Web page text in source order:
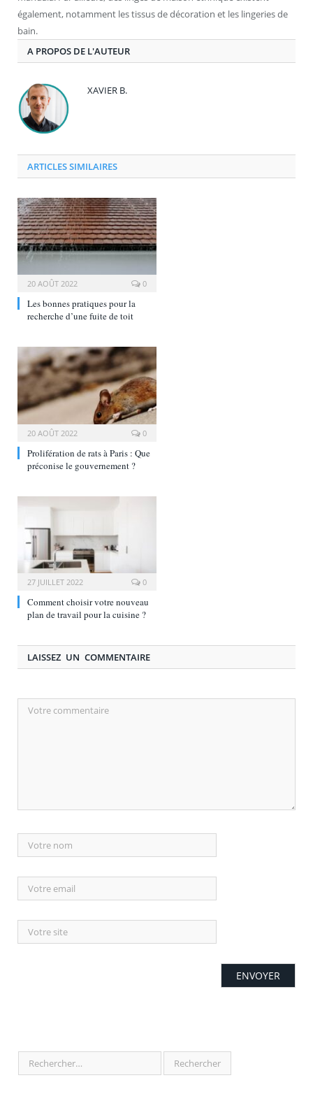
également, notamment les tissus de décoration et les lingeries de
bain.
A PROPOS DE L'AUTEUR
XAVIER B.
ARTICLES SIMILAIRES
20 AOÛT 2022 0
Les bonnes pratiques pour la
recherche d’une fuite de toit
20 AOÛT 2022 0
Prolifération de rats à Paris : Que
préconise le gouvernement ?
27 JUILLET 2022 0
Comment choisir votre nouveau
plan de travail pour la cuisine ?
LAISSEZ UN COMMENTAIRE